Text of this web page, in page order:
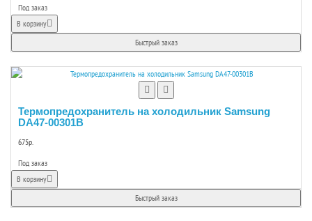
Под заказ
В корзину
Быстрый заказ
Термопредохранитель на холодильник Samsung
DA47-00301B
675р.
Под заказ
В корзину
Быстрый заказ